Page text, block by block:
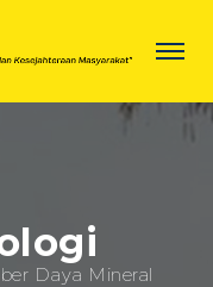
Daya Mineral